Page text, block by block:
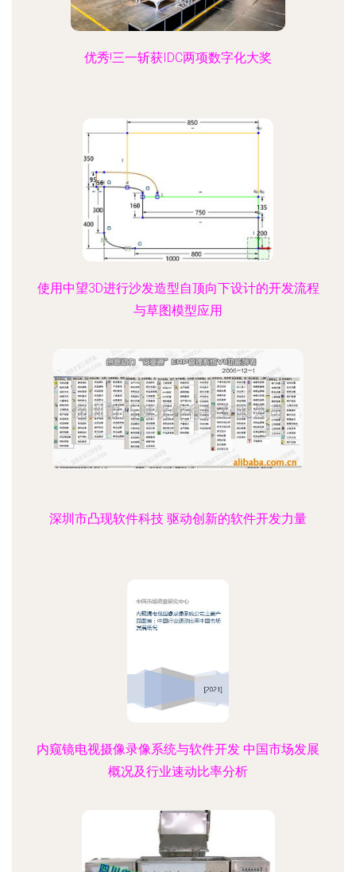
优秀!三一斩获IDC两项数字化大奖
使用中望3D进行沙发造型自顶向下设计的开发流程
与草图模型应用
深圳市凸现软件科技 驱动创新的软件开发力量
内窥镜电视摄像录像系统与软件开发 中国市场发展
概况及行业速动比率分析